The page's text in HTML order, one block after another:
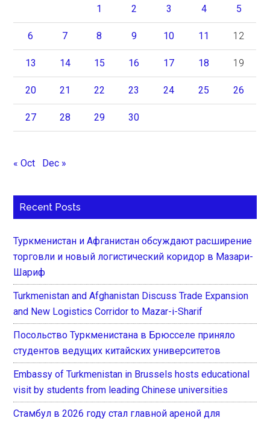
1 2 3 4 5
6 7 8 9 10 11 12
13 14 15 16 17 18 19
20 21 22 23 24 25 26
27 28 29 30
« Oct Dec »
Recent Posts
Туркменистан и Афганистан обсуждают расширение
торговли и новый логистический коридор в Мазари-
Шариф
Turkmenistan and Afghanistan Discuss Trade Expansion
and New Logistics Corridor to Mazar-i-Sharif
Посольство Туркменистана в Брюсселе приняло
студентов ведущих китайских университетов
Embassy of Turkmenistan in Brussels hosts educational
visit by students from leading Chinese universities
Стамбул в 2026 году стал главной ареной для